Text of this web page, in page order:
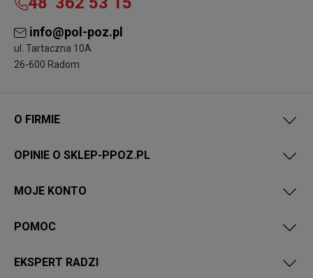
info@pol-poz.pl
ul. Tartaczna 10A
26-600 Radom
O FIRMIE
OPINIE O SKLEP-PPOZ.PL
MOJE KONTO
POMOC
EKSPERT RADZI